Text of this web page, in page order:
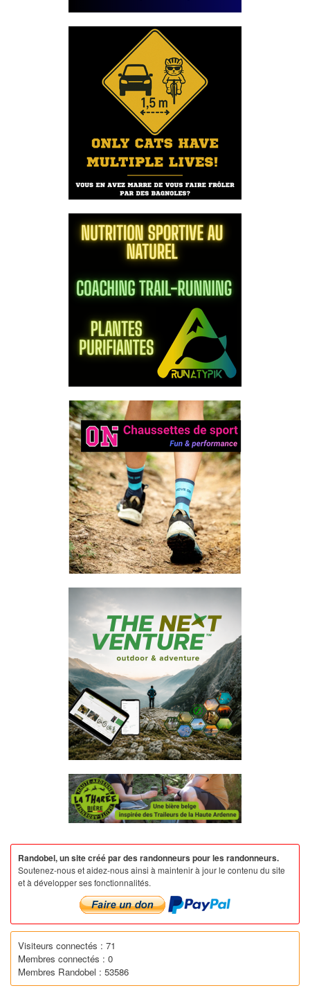
Randobel, un site créé par des randonneurs pour les randonneurs.
Soutenez-nous et aidez-nous ainsi à maintenir à jour le contenu du site
et à développer ses fonctionnalités.
Visiteurs connectés : 71
Membres connectés : 0
Membres Randobel : 53586